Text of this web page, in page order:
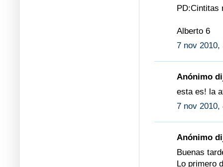
PD:Cintitas
Alberto 6
7 nov 2010,
Anónimo
esta es! la
7 nov 2010,
Anónimo
Buenas
Lo primero